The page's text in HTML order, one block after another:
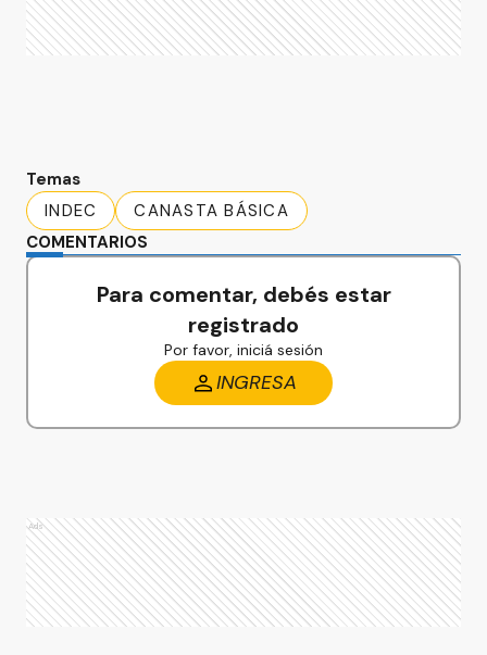
Temas
INDEC
CANASTA BÁSICA
COMENTARIOS
Para comentar, debés estar
registrado
Por favor, iniciá sesión
INGRESA
Ads